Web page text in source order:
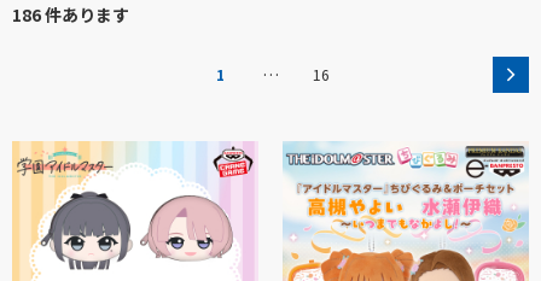
186 件あります
1 … 16